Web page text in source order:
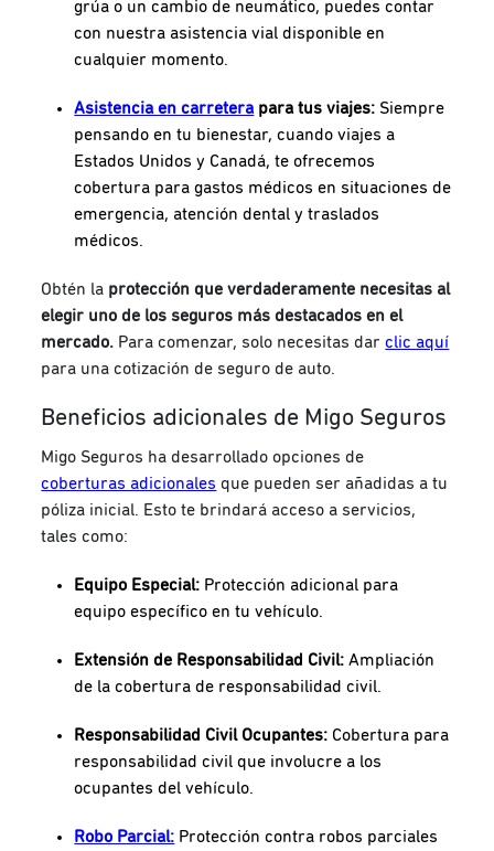
grúa o un cambio de neumático, puedes contar
con nuestra asistencia vial disponible en
cualquier momento.
Asistencia en carreterapara tus viajes: Siempre
pensando en tu bienestar, cuando viajes a
Estados Unidos y Canadá, te ofrecemos
cobertura para gastos médicos en situaciones de
emergencia, atención dental y traslados
médicos.
Obtén la protección que verdaderamente necesitas al
elegir uno de los seguros más destacados en el
mercado. Para comenzar, solo necesitas darclic aquí
para una cotización de seguro de auto.
Beneficios adicionales de Migo Seguros
Migo Seguros ha desarrollado opciones de
coberturas adicionales que pueden ser añadidas a tu
póliza inicial. Esto te brindará acceso a servicios,
tales como:
Equipo Especial: Protección adicional para
equipo específico en tu vehículo.
Extensión de Responsabilidad Civil: Ampliación
de la cobertura de responsabilidad civil.
Responsabilidad Civil Ocupantes: Cobertura para
responsabilidad civil que involucre a los
ocupantes del vehículo.
Robo Parcial: Protección contra robos parciales